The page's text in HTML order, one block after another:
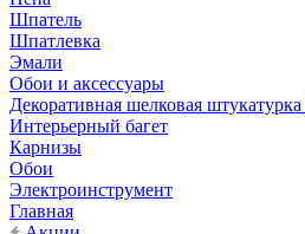
Шпатель
Шпатлевка
Эмали
Обои и аксессуары
Декоративная шелковая
Интерьерный багет
Карнизы
Обои
Электроинструмент
Главная